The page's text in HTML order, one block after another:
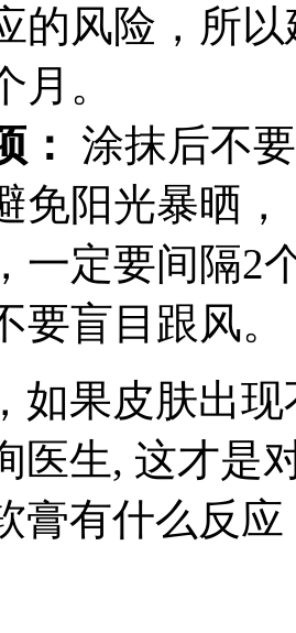
的风险，所
月。
： 涂抹后不
免阳光暴晒
一定要间隔2
要盲目跟风。
如果皮肤出
医生, 这才是
膏有什么反